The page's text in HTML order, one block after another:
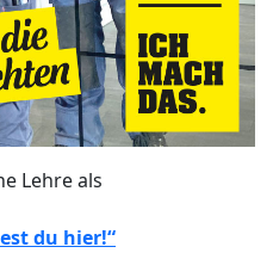
Lehre als
du hier!“